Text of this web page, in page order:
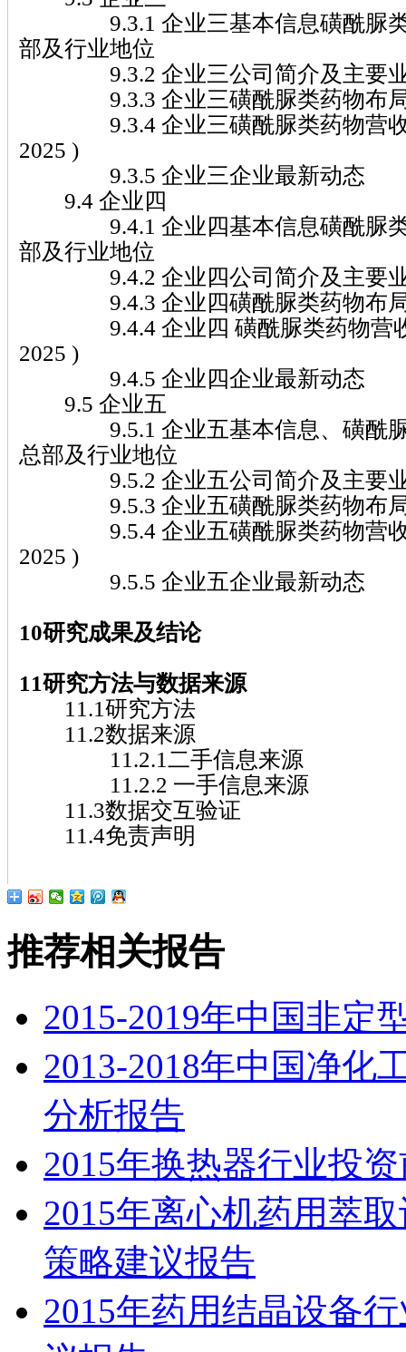
9.3.1 企业三基本信息磺酰脲类
部及行业地位
9.3.2 企业三公司简介及主要
9.3.3 企业三磺酰脲类药物布
9.3.4 企业三磺酰脲类药物营收
2025 )
9.3.5 企业三企业最新动态
9.4 企业四
9.4.1 企业四基本信息磺酰脲类
部及行业地位
9.4.2 企业四公司简介及主要
9.4.3 企业四磺酰脲类药物布
9.4.4 企业四 磺酰脲类药物营收
2025 )
9.4.5 企业四企业最新动态
9.5 企业五
9.5.1 企业五基本信息、磺酰脲
总部及行业地位
9.5.2 企业五公司简介及主要
9.5.3 企业五磺酰脲类药物布
9.5.4 企业五磺酰脲类药物营收
2025 )
9.5.5 企业五企业最新动态
10研究成果及结论
11研究方法与数据来源
11.1研究方法
11.2数据来源
11.2.1二手信息来源
11.2.2 一手信息来源
11.3数据交互验证
11.4免责声明
推荐相关报告
2015-2019年中国非定
2013-2018年中国净化
分析报告
2015年换热器行业投
2015年离心机药用萃
策略建议报告
2015年药用结晶设备